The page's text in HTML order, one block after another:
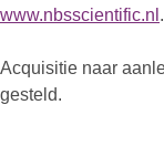
www.nbsscientific.nl .
Acquisitie naar
gesteld.